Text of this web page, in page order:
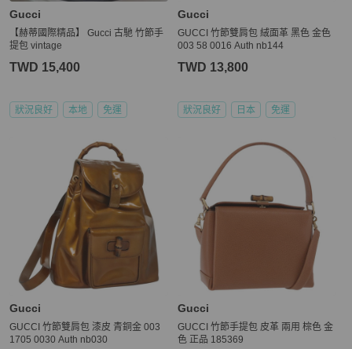
Gucci
【赫蒂國際精品】 Gucci 古馳 竹節手
提包 vintage
TWD 15,400
狀況良好 本地 免運
Gucci
GUCCI 竹節雙肩包 絨面革 黑色 金色
003 58 0016 Auth nb144
TWD 13,800
狀況良好 日本 免運
Gucci
GUCCI 竹節雙肩包 漆皮 青銅金 003
1705 0030 Auth nb030
Gucci
GUCCI 竹節手提包 皮革 兩用 棕色 金
色 正品 185369